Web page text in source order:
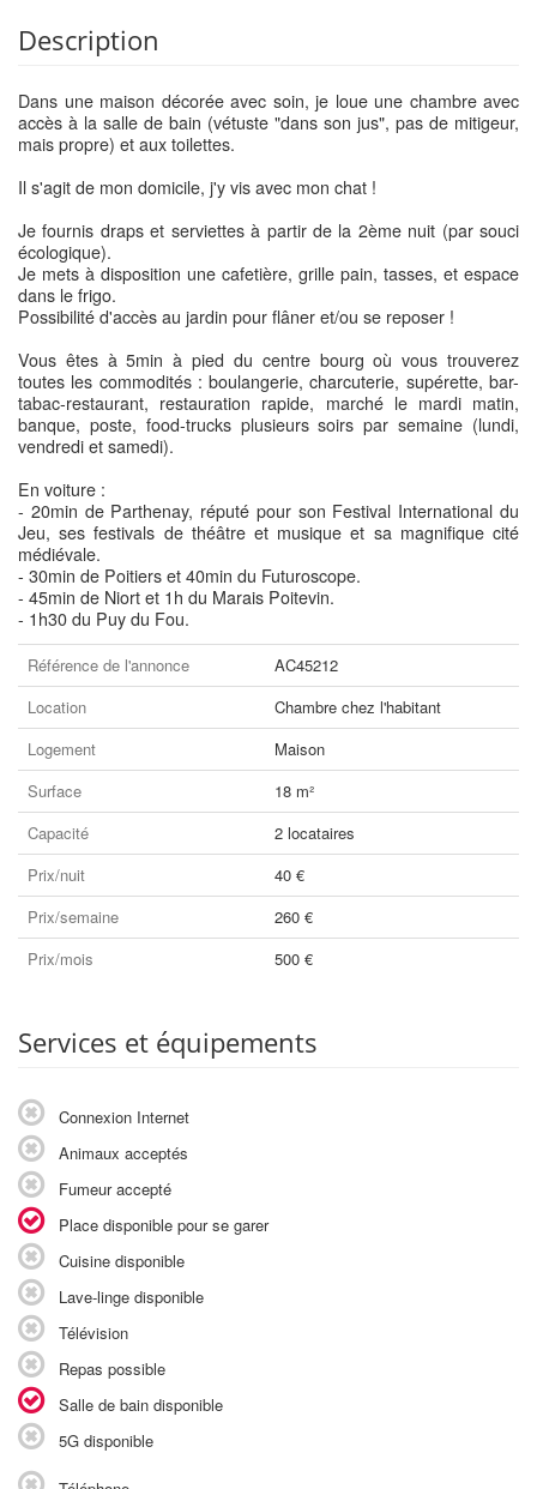
Description
Dans une maison décorée avec soin, je loue une chambre avec
accès à la salle de bain (vétuste "dans son jus", pas de mitigeur,
mais propre) et aux toilettes.
Il s'agit de mon domicile, j'y vis avec mon chat !
Je fournis draps et serviettes à partir de la 2ème nuit (par souci
écologique).
Je mets à disposition une cafetière, grille pain, tasses, et espace
dans le frigo.
Possibilité d'accès au jardin pour flâner et/ou se reposer !
Vous êtes à 5min à pied du centre bourg où vous trouverez
toutes les commodités : boulangerie, charcuterie, supérette, bar-
tabac-restaurant, restauration rapide, marché le mardi matin,
banque, poste, food-trucks plusieurs soirs par semaine (lundi,
vendredi et samedi).
En voiture :
- 20min de Parthenay, réputé pour son Festival International du
Jeu, ses festivals de théâtre et musique et sa magnifique cité
médiévale.
- 30min de Poitiers et 40min du Futuroscope.
- 45min de Niort et 1h du Marais Poitevin.
- 1h30 du Puy du Fou.
Référence de l'annonce
AC45212
Location
Chambre chez l'habitant
Logement
Maison
Surface
18 m²
Capacité
2 locataires
Prix/nuit
40 €
Prix/semaine
260 €
Prix/mois
500 €
Services et équipements
Connexion Internet
Animaux acceptés
Fumeur accepté
Place disponible pour se garer
Cuisine disponible
Lave-linge disponible
Télévision
Repas possible
Salle de bain disponible
5G disponible